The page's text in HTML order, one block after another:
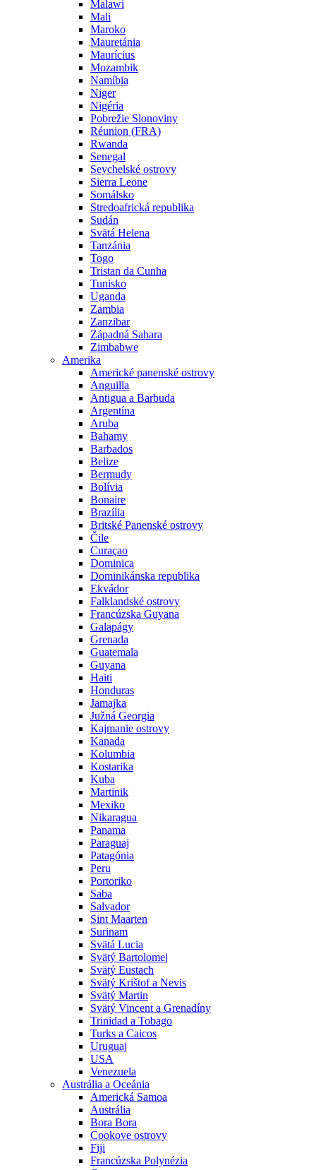
Malawi
Mali
Maroko
Mauretánia
Maurícius
Mozambik
Namíbia
Niger
Nigéria
Pobrežie Slonoviny
Réunion (FRA)
Rwanda
Senegal
Seychelské ostrovy
Sierra Leone
Somálsko
Stredoafrická republika
Sudán
Svätá Helena
Tanzánia
Togo
Tristan da Cunha
Tunisko
Uganda
Zambia
Zanzibar
Západná Sahara
Zimbabwe
Amerika
Americké panenské ostrovy
Anguilla
Antigua a Barbuda
Argentína
Aruba
Bahamy
Barbados
Belize
Bermudy
Bolívia
Bonaire
Brazília
Britské Panenské ostrovy
Čile
Curaçao
Dominica
Dominikánska republika
Ekvádor
Falklandské ostrovy
Francúzska Guyana
Galapágy
Grenada
Guatemala
Guyana
Haiti
Honduras
Jamajka
Južná Georgia
Kajmanie ostrovy
Kanada
Kolumbia
Kostarika
Kuba
Martinik
Mexiko
Nikaragua
Panama
Paraguaj
Patagónia
Peru
Portoriko
Saba
Salvador
Sint Maarten
Surinam
Svätá Lucia
Svätý Bartolomej
Svätý Eustach
Svätý Krištof a Nevis
Svätý Martin
Svätý Vincent a Grenadíny
Trinidad a Tobago
Turks a Caicos
Uruguaj
USA
Venezuela
Austrália a Oceánia
Americká Samoa
Austrália
Bora Bora
Cookove ostrovy
Fiji
Francúzska Polynézia